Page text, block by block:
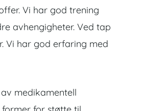
Vi har god trening
avhengigheter. Ved tap
Vi har god erfaring med
medikamentell